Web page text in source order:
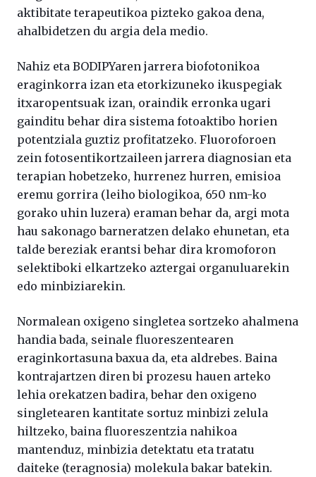
aktibitate terapeutikoa pizteko gakoa dena,
ahalbidetzen du argia dela medio.
Nahiz eta BODIPYaren jarrera biofotonikoa
eraginkorra izan eta etorkizuneko ikuspegiak
itxaropentsuak izan, oraindik erronka ugari
gainditu behar dira sistema fotoaktibo horien
potentziala guztiz profitatzeko. Fluoroforoen
zein fotosentikortzaileen jarrera diagnosian eta
terapian hobetzeko, hurrenez hurren, emisioa
eremu gorrira (leiho biologikoa, 650 nm-ko
gorako uhin luzera) eraman behar da, argi mota
hau sakonago barneratzen delako ehunetan, eta
talde bereziak erantsi behar dira kromoforon
selektiboki elkartzeko aztergai organuluarekin
edo minbiziarekin.
Normalean oxigeno singletea sortzeko ahalmena
handia bada, seinale fluoreszentearen
eraginkortasuna baxua da, eta aldrebes. Baina
kontrajartzen diren bi prozesu hauen arteko
lehia orekatzen badira, behar den oxigeno
singletearen kantitate sortuz minbizi zelula
hiltzeko, baina fluoreszentzia nahikoa
mantenduz, minbizia detektatu eta tratatu
daiteke (teragnosia) molekula bakar batekin.